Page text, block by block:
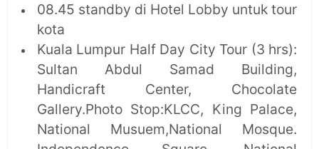
08.45 standby di Hotel Lobby untuk tour
kota
Kuala Lumpur Half Day City Tour (3 hrs):
Sultan Abdul Samad Building,
Handicraft Center, Chocolate
Gallery.Photo Stop:KLCC, King Palace,
National Musuem,National Mosque.